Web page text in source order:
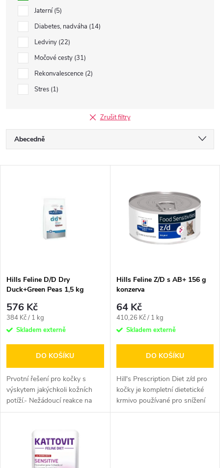
Jaterní 5
Diabetes, nadváha 14
Ledviny 22
Močové cesty 31
Rekonvalescence 2
Stres 1
Zrušit filtry
Ř
a
p
r
o
d
u
k
Abecedně
s
p
r
o
d
u
Hills Feline D/D Dry
Duck+Green Peas 1,5 kg
576 Kč
Měrná
cena:
384 Kč / 1 kg
Skladem externě
DO KOŠÍKU
Prvotní řešení pro kočky s
výskytem jakýchkoli kožních
potíží.- Nežádoucí reakce na
krmivo s dermatologickými a...
Hills Feline Z/D s AB+ 156 g
konzerva
64 Kč
Měrná
cena:
410,26 Kč / 1 kg
Skladem externě
DO KOŠÍKU
Hill's Prescription Diet z/d pro
kočky je kompletní dietetické
krmivo používané pro snížení
intolerance přísad a...